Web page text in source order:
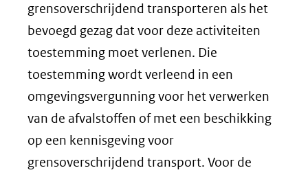
grensoverschrijdend transporteren als het
bevoegd gezag dat voor deze activiteiten
toestemming moet verlenen. Die
toestemming wordt verleend in een
omgevingsvergunning voor het verwerken
van de afvalstoffen of met een beschikking
op een kennisgeving voor
grensoverschrijdend transport. Voor de